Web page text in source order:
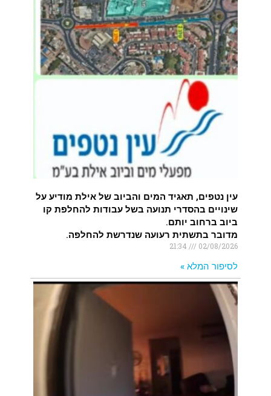
עין נטפים, תאגיד המים והביוב של אילת מודיע על
שינויים בהסדרי תנועה בשל עבודות להחלפת קו
ביוב ברחוב יותם.
מדובר בתשתית רעועה שנדרשת להחלפה.
02/08/2026
לסיפור המלא »